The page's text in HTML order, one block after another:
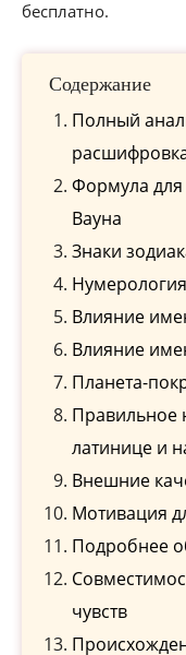
бесплатно.
Содержание
Полный
Формула
Вауна
Знаки
Влияние
Влияние
Планета-
Правильное
латинице и
Внешние
Мотивация
Подробнее
чувств